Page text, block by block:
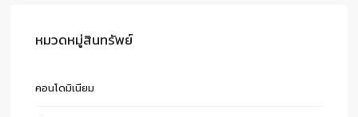
หมวดหมู่สินทรัพย์
คอนโดมิเนียม